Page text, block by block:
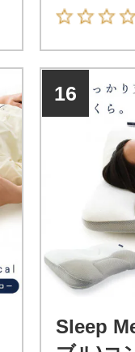
トセットで
16
Sleep